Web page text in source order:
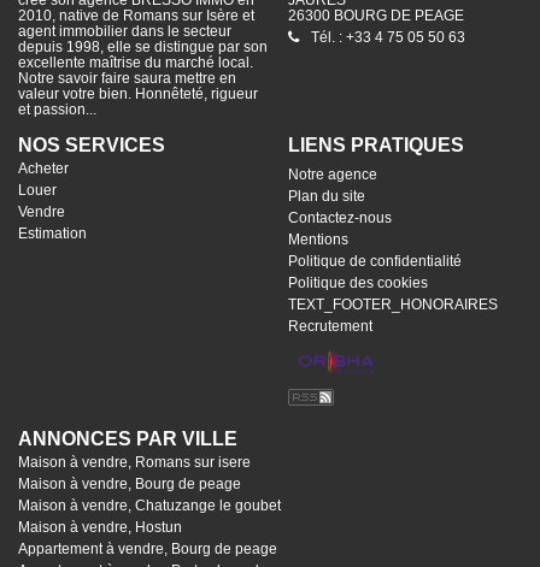
2010, native de Romans sur Isère et
agent immobilier dans le secteur
depuis 1998, elle se distingue par son
excellente maîtrise du marché local.
Notre savoir faire saura mettre en
valeur votre bien. Honnêteté, rigueur
et passion...
26300 BOURG DE PEAGE
Tél. : +33 4 75 05 50 63
NOS SERVICES
Acheter
Louer
Vendre
Estimation
LIENS PRATIQUES
Notre agence
Plan du site
Contactez-nous
Mentions
Politique de confidentialité
Politique des cookies
TEXT_FOOTER_HONORAIRES
Recrutement
ANNONCES PAR VILLE
Maison à vendre, Romans sur isere
Maison à vendre, Bourg de peage
Maison à vendre, Chatuzange le goubet
Maison à vendre, Hostun
Appartement à vendre, Bourg de peage